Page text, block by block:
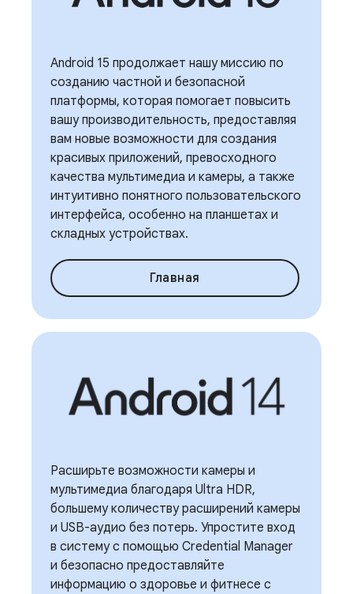
Android 15 продолжает нашу миссию по
созданию частной и безопасной
платформы, которая помогает повысить
вашу производительность, предоставляя
вам новые возможности для создания
красивых приложений, превосходного
качества мультимедиа и камеры, а также
интуитивно понятного пользовательского
интерфейса, особенно на планшетах и ​​
складных устройствах.
Главная
Расширьте возможности камеры и
мультимедиа благодаря Ultra HDR,
большему количеству расширений камеры
и USB-аудио без потерь. Упростите вход
в систему с помощью Credential Manager
и безопасно предоставляйте
информацию о здоровье и фитнесе с